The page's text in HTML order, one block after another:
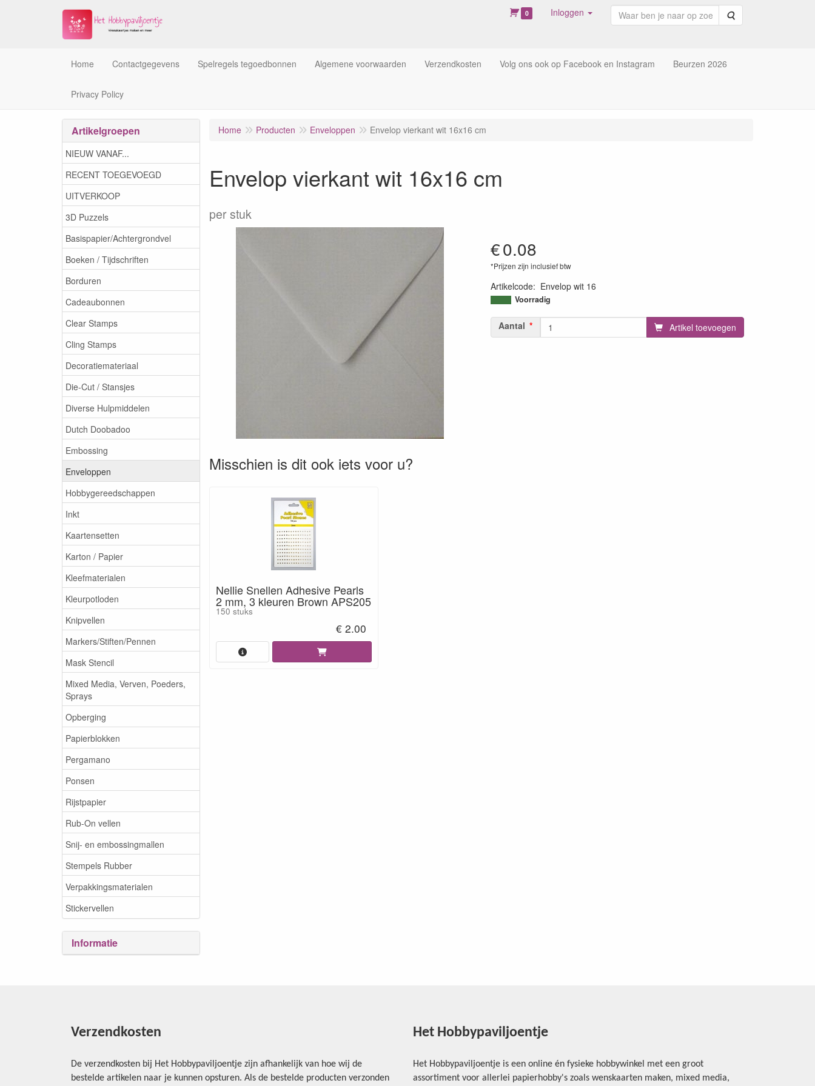
0 Inloggen Zoeken
Home Contactgegevens Spelregels tegoedbonnen Algemene voorwaarden Verzendkosten Volg ons ook op Facebook en Instagram Beurzen 2026
Privacy Policy
Artikelgroepen
NIEUW VANAF...
RECENT TOEGEVOEGD
UITVERKOOP
3D Puzzels
Basispapier/Achtergrondvel
Boeken / Tijdschriften
Borduren
Cadeaubonnen
Clear Stamps
Cling Stamps
Decoratiemateriaal
Die-Cut / Stansjes
Diverse Hulpmiddelen
Dutch Doobadoo
Embossing
Enveloppen
Hobbygereedschappen
Inkt
Kaartensetten
Karton / Papier
Kleefmaterialen
Kleurpotloden
Knipvellen
Markers/Stiften/Pennen
Mask Stencil
Mixed Media, Verven, Poeders,
Sprays
Opberging
Papierblokken
Pergamano
Ponsen
Rijstpapier
Rub-On vellen
Snij- en embossingmallen
Stempels Rubber
Verpakkingsmaterialen
Stickervellen
Informatie
Home Producten Enveloppen Envelop vierkant wit 16x16 cm
Envelop vierkant wit 16x16 cm
per stuk
€0.08
*Prijzen zijn inclusief btw
Artikelcode: Envelop wit 16
Voorradig
Aantal Artikel toevoegen
Misschien is dit ook iets voor u?
Nellie Snellen Adhesive Pearls
2 mm, 3 kleuren Brown APS205
150 stuks
€ 2.00
Verzendkosten
De verzendkosten bij Het Hobbypaviljoentje zijn afhankelijk van hoe wij de
bestelde artikelen naar je kunnen opsturen. Als de bestelde producten verzonden
Het Hobbypaviljoentje
Het Hobbypaviljoentje is een online én fysieke hobbywinkel met een groot
assortiment voor allerlei papierhobby's zoals wenskaarten maken, mixed media,